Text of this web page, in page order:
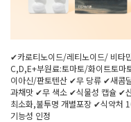
✔카로티노이드/레티노이드/ 비타민
C,D,E+부원료:토마토/화이트토마
이아신/판토텐산 ✔무 당류 ✔새콤
과채맛 ✔무 색소 ✔식물성 캡슐 ✔
최소화,불투명 개별포장 ✔식약처
기능성 인정